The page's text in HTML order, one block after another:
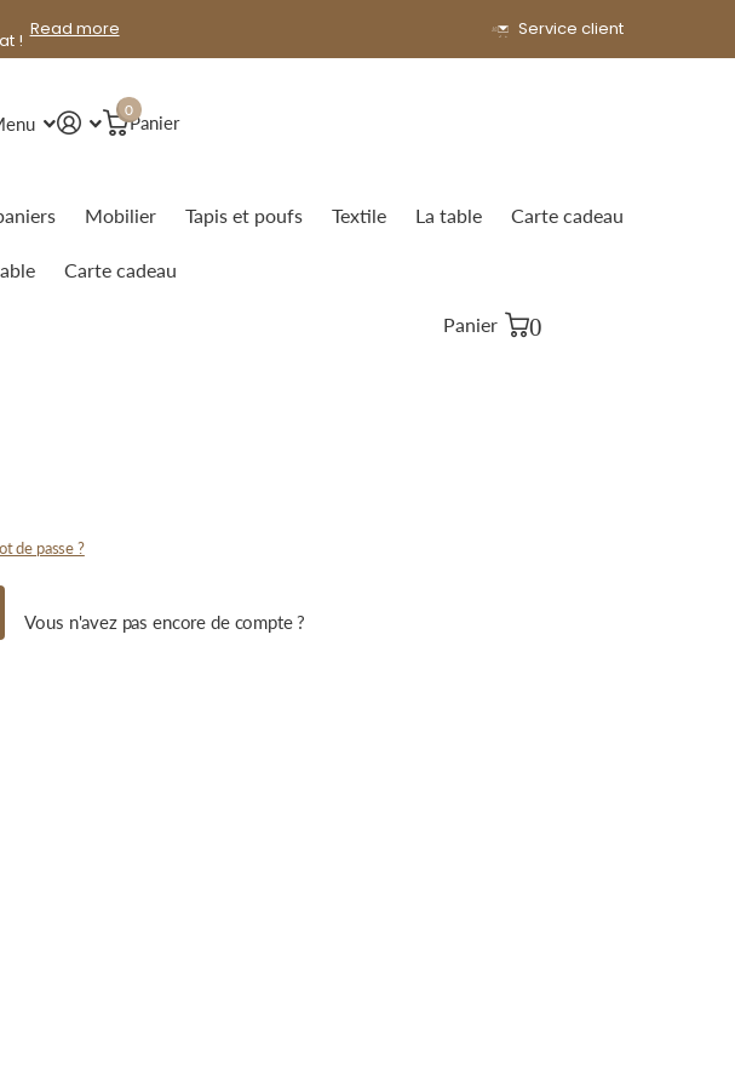
!
Read more Service client
Panier
0
Mobilier Tapis et poufs Textile La table Carte cadeau
Carte cadeau
de passe ?
Vous n'avez pas encore de compte ?
Panier 0